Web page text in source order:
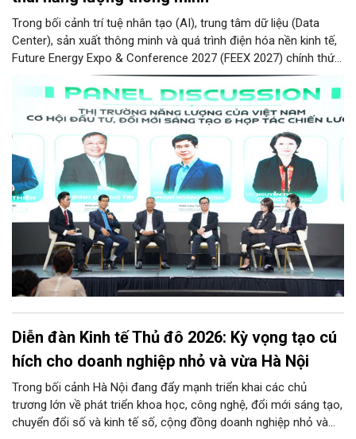
Trong bối cảnh trí tuệ nhân tạo (AI), trung tâm dữ liệu (Data
Center), sản xuất thông minh và quá trình điện hóa nền kinh tế,
Future Energy Expo & Conference 2027 (FEEX 2027) chính thức
ra mắt với kỳ vọng trở thành nền tảng kết nối, thúc đẩy đầu tư,
đổi mới công nghệ và phát triển hệ sinh thái tại Việt Nam.
Diễn đàn Kinh tế Thủ đô 2026: Kỳ vọng tạo cú
hích cho doanh nghiệp nhỏ và vừa Hà Nội
Trong bối cảnh Hà Nội đang đẩy mạnh triển khai các chủ
trương lớn về phát triển khoa học, công nghệ, đổi mới sáng tạo,
chuyển đổi số và kinh tế số, cộng đồng doanh nghiệp nhỏ và